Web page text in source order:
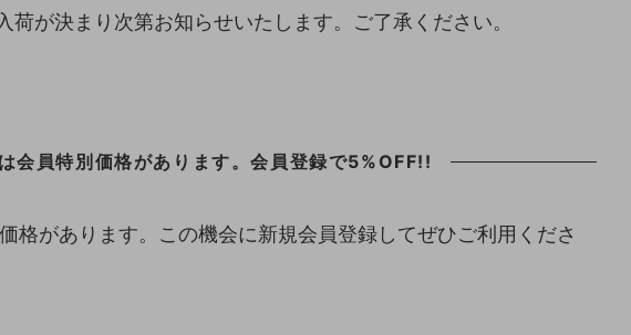
荷が決まり次第お知らせいたします。ご了承ください。
会員特別価格があります。会員登録で5%OFF!!
格があります。この機会に新規会員登録してぜひご利用くださ